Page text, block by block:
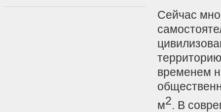
Сейчас
временем
м2. В